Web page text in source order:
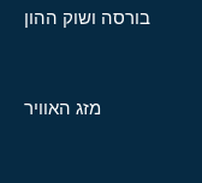
בורסה ושוק ההון
מזג האוויר